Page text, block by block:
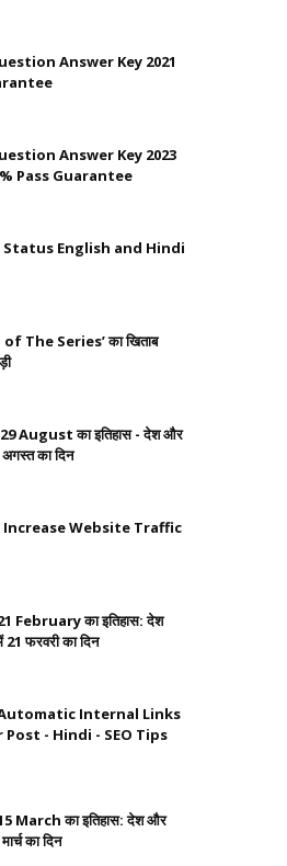
Answer Key 2021
Answer Key 2023
Pass Guarantee
English and Hindi
of The Series’ का खिताब
August का इतिहास - देश और
अगस्त का दिन
Increase Website Traffic
February का इतिहास: देश
21 फरवरी का दिन
Internal Links
Post - Hindi - SEO Tips
March का इतिहास: देश और
का दिन